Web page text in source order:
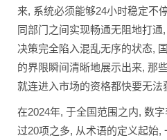
来, 系统必须能够24小时稳定不
同部门之间实现畅通无阻地打
决策完全陷入混乱无序的状态,
的界限瞬间清晰地展示出来, 那
就连进入市场的资格都快要无法
在2024年, 于全国范围之内, 数
过20项之多, 从术语的定义起始,